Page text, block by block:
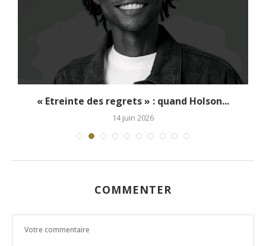
« Etreinte des regrets » : quand Holson...
14 juin 2026
COMMENTER